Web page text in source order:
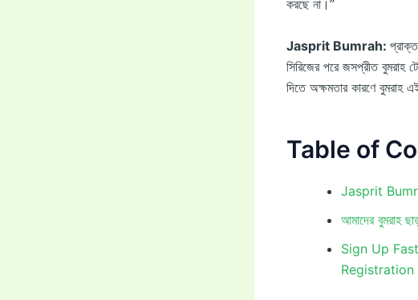
করছে না।”
Jasprit Bumrah:
সিরিজের পরে জসপ্রীত বুমরাহ
দিতে অক্ষমতার কারণে বুমরাহ
Table of
Jasprit
আমাদের বুমরাহ
Sign Up
Registration